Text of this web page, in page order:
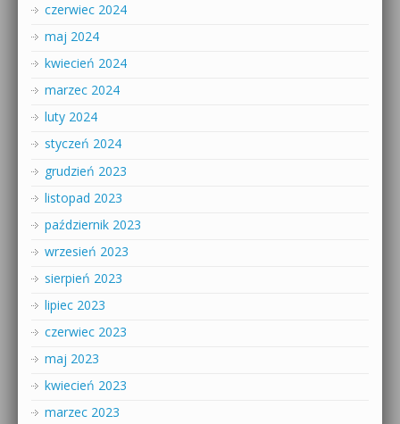
czerwiec 2024
maj 2024
kwiecień 2024
marzec 2024
luty 2024
styczeń 2024
grudzień 2023
listopad 2023
październik 2023
wrzesień 2023
sierpień 2023
lipiec 2023
czerwiec 2023
maj 2023
kwiecień 2023
marzec 2023